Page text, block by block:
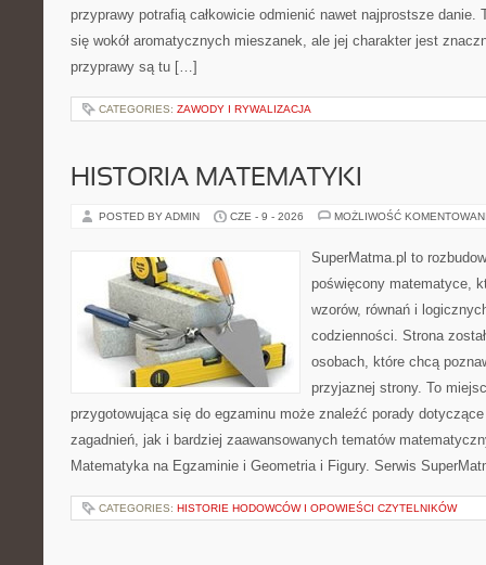
przyprawy potrafią całkowicie odmienić nawet najprostsze danie.
się wokół aromatycznych mieszanek, ale jej charakter jest
przyprawy są tu […]
CATEGORIES: ZAWODY I RYWALIZACJA
HISTORIA MATEMATYKI
POSTED BY ADMIN CZE - 9 - 2026 MOŻLIWOŚĆ
SuperMatma.pl to
poświęcony matematyce,
wzorów, równań i
codzienności. Strona
osobach, które chcą
przyjaznej strony. To
przygotowująca się do egzaminu może znaleźć porady
zagadnień, jak i bardziej zaawansowanych tematów
Matematyka na Egzaminie i Geometria i Figury. Serwis
CATEGORIES: HISTORIE HODOWCÓW I OPOWIEŚCI CZYTELNIKÓW